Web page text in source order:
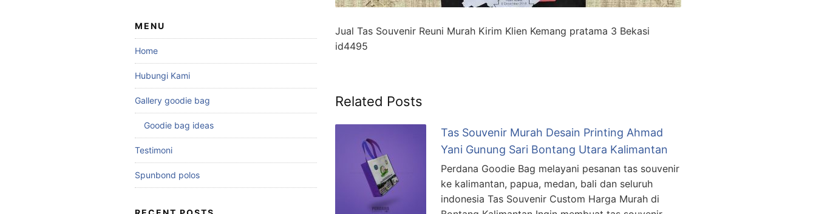
Jual Tas Souvenir Reuni Murah Kirim Klien Kemang pratama 3 Bekasi
id4495
Related Posts
Tas Souvenir Murah Desain Printing Ahmad
Yani Gunung Sari Bontang Utara Kalimantan
Perdana Goodie Bag melayani pesanan tas souvenir
ke kalimantan, papua, medan, bali dan seluruh
indonesia Tas Souvenir Custom Harga Murah di
MENU
Home
Hubungi Kami
Gallery goodie bag
Goodie bag ideas
Testimoni
Spunbond polos